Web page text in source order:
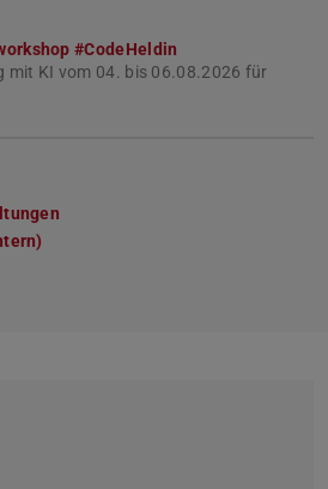
#CodeHeldin
mit KI vom 04. bis 06.08.2026 für